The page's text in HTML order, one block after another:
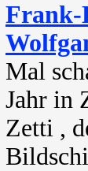
Frank-
Mal
Jahr in
Zetti ,